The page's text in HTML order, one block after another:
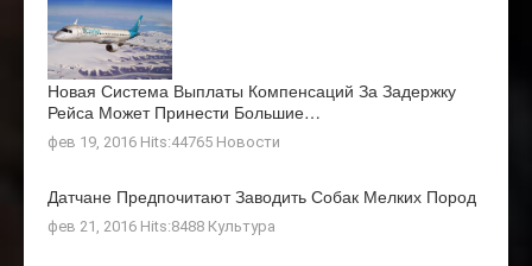
Новая Система Выплаты Компенсаций За Задержку
Рейса Может Принести Большие…
фев 19, 2016 Hits:44765 Новости
Датчане Предпочитают Заводить Собак Мелких Пород
фев 21, 2016 Hits:8488 Культура